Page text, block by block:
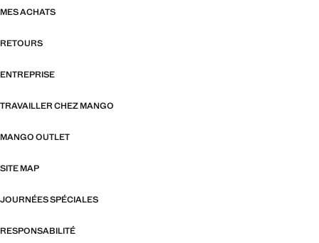
MES ACHATS
RETOURS
ENTREPRISE
TRAVAILLER CHEZ MANGO
MANGO OUTLET
SITE MAP
JOURNÉES SPÉCIALES
RESPONSABILITÉ